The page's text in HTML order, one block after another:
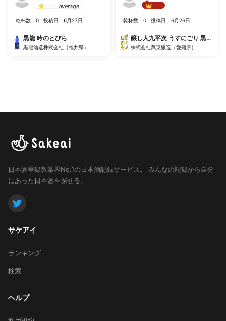
Average
乾杯数：0 投稿日：6月27日
黒龍 吟のとびら
黒龍酒造株式会社（福井県）
乾杯数：0 投稿日：6月26日
醸し人九平次 うすにごり 黒田庄産
株式会社萬乗醸造（愛知県）
日本酒登録数業界No.1の日本酒記録サービス。
みんなの記録から自分
にあった日本酒を探せる。
サケアイ
ランキング
検索
ヘルプ